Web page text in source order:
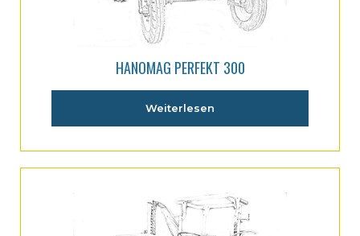
HANOMAG PERFEKT 300
Weiterlesen